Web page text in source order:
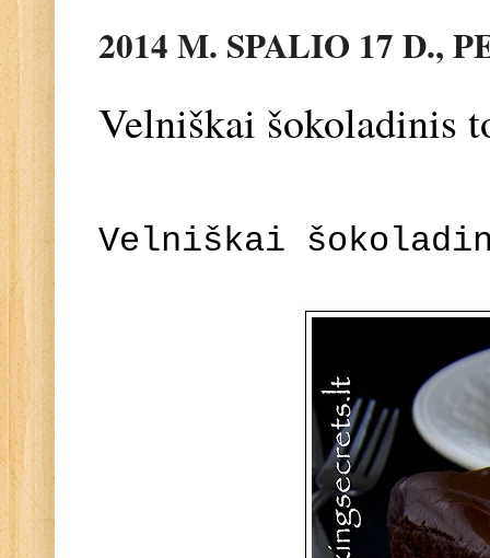
2014 M. SPALIO 17 D.,
Velniškai šokoladinis
Velniškai